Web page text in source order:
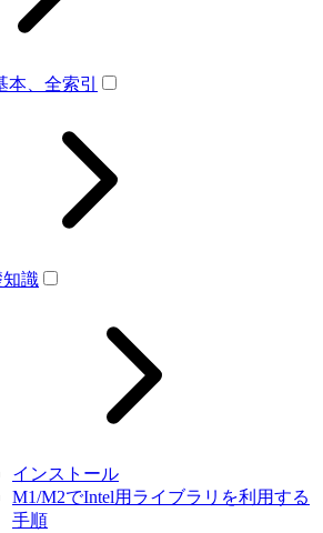
本、全索引
識
インストール
M1/M2でIntel用ライブラリを利用する
手順